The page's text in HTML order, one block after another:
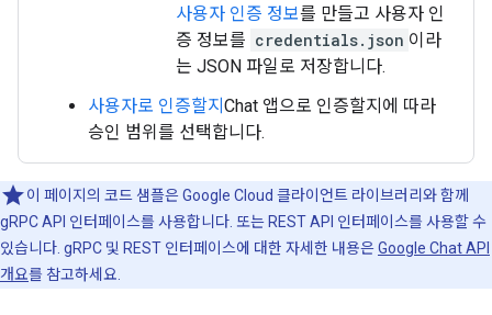
사용자 인증 정보를 만들고 사용자 인
증 정보를 credentials.json 이라
는 JSON 파일로 저장합니다.
사용자로 인증할지 Chat 앱으로 인증할지에 따라
승인 범위를 선택합니다.
이 페이지의 코드 샘플은 Google Cloud 클라이언트 라이브러리와 함께
gRPC API 인터페이스를 사용합니다. 또는 REST API 인터페이스를 사용할 수
있습니다. gRPC 및 REST 인터페이스에 대한 자세한 내용은Google Chat API
개요를 참고하세요.